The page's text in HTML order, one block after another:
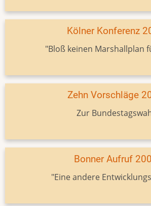
Kölner Konferenz
"Bloß keinen Marshallplan
Zehn Vorschläge
Zur
Bonner Aufruf
"Eine andere